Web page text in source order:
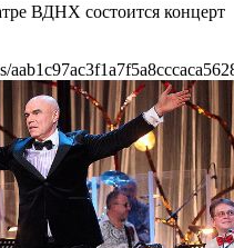
ВДНХ состоится концерт